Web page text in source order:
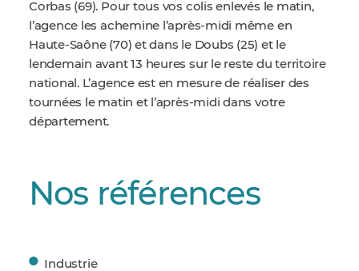
Corbas (69). Pour tous vos colis enlevés le matin,
l’agence les achemine l’après-midi même en
Haute-Saône (70) et dans le Doubs (25) et le
lendemain avant 13 heures sur le reste du territoire
national. L’agence est en mesure de réaliser des
tournées le matin et l’après-midi dans votre
département.
Nos références
Industrie